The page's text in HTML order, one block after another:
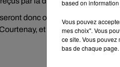
donc organisés devant les
et l’après-midi à Amilly.
based on
Vous pouvez
mes choix". Vous
ce site. Vous pouvez
bas de chaque page.